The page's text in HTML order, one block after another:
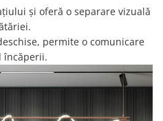
și oferă o separare vizuală
permite o comunicare
încăperii.